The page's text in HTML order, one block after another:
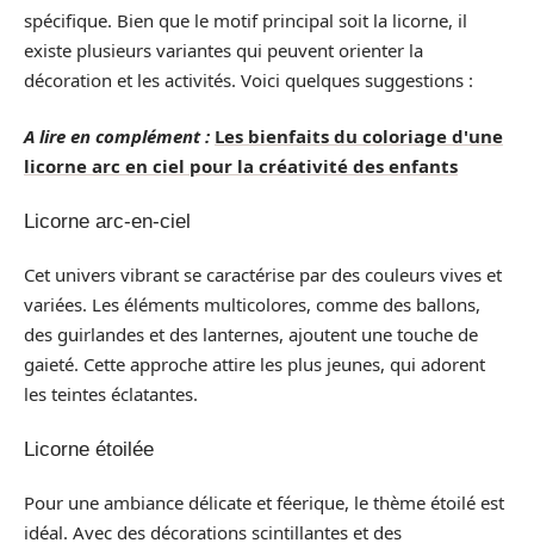
spécifique. Bien que le motif principal soit la licorne, il
existe plusieurs variantes qui peuvent orienter la
décoration et les activités. Voici quelques suggestions :
A lire en complément : Les bienfaits du coloriage d'une
licorne arc en ciel pour la créativité des enfants
Licorne arc-en-ciel
Cet univers vibrant se caractérise par des couleurs vives et
variées. Les éléments multicolores, comme des ballons,
des guirlandes et des lanternes, ajoutent une touche de
gaieté. Cette approche attire les plus jeunes, qui adorent
les teintes éclatantes.
Licorne étoilée
Pour une ambiance délicate et féerique, le thème étoilé est
idéal. Avec des décorations scintillantes et des